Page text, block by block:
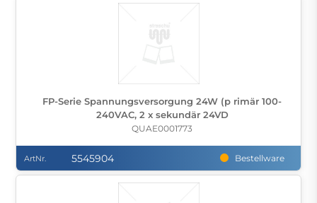
FP-Serie Spannungsversorgung 24W (p rimär 100-
240VAC, 2 x sekundär 24VD
QUAE0001773
ArtNr. 5545904 Bestellware